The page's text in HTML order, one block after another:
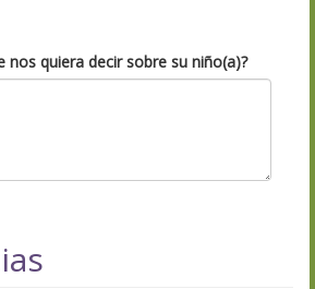
nos quiera decir sobre su niño(a)?